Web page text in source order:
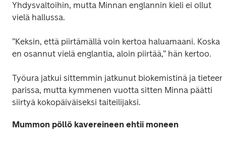
Yhdysvaltoihin, mutta Minnan englannin kieli ei ollut
vielä hallussa.
”Keksin, että piirtämällä voin kertoa haluamaani. Koska
en osannut vielä englantia, aloin piirtää,” hän kertoo.
Työura jatkui sittemmin jatkunut biokemistinä ja tieteen
parissa, mutta kymmenen vuotta sitten Minna päätti
siirtyä kokopäiväiseksi taiteilijaksi.
Mummon pöllö kavereineen ehtii moneen